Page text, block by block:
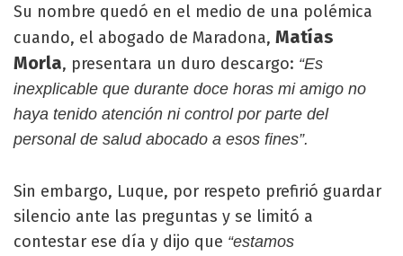
Su nombre quedó en el medio de una polémica
cuando, el abogado de Maradona, Matías
Morla, presentara un duro descargo: “Es
inexplicable que durante doce horas mi amigo no
haya tenido atención ni control por parte del
personal de salud abocado a esos fines”.
Sin embargo, Luque, por respeto prefirió guardar
silencio ante las preguntas y se limitó a
contestar ese día y dijo que “estamos